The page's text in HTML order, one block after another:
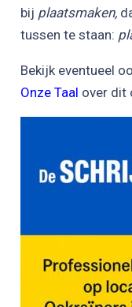
bij plaatsmaken,
tussen te staan:
Bekijk eventueel
Onze Taal over dit